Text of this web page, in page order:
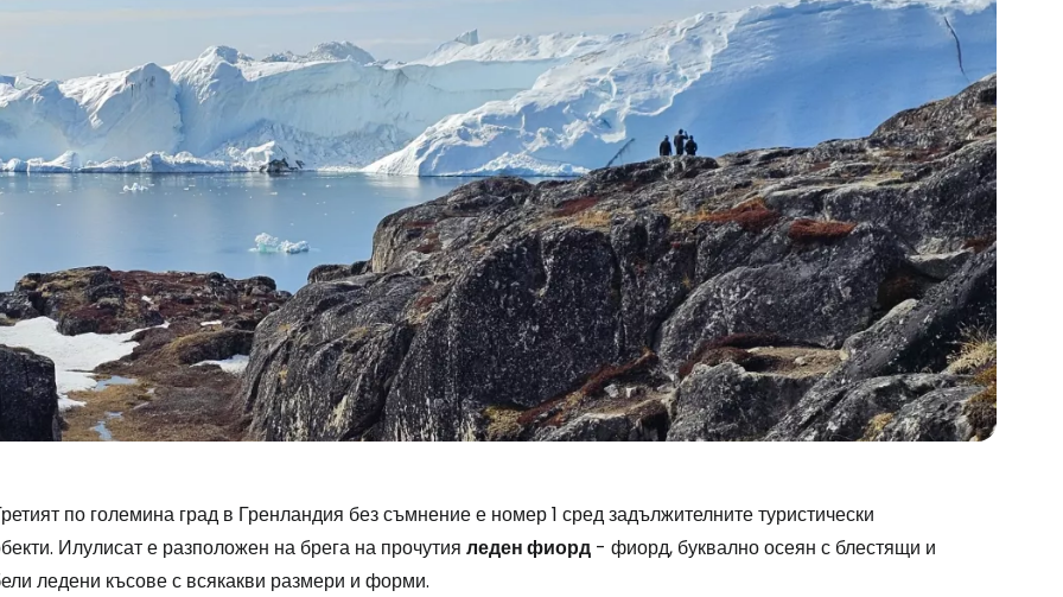
по големина град в Гренландия без съмнение е номер 1 сред задължителните туристически
Илулисат е разположен на брега на прочутия леден фиорд - фиорд, буквално осеян с блестящи и
ледени късове с всякакви размери и форми.
Влезте в Cestee
... световната общност на туристите